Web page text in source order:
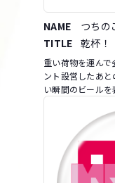
NAME
つちの
TITLE 乾杯！
重い荷物を運ん
ント設営したあ
い瞬間のビール